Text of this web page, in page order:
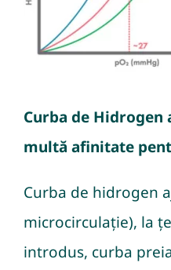
Curba de Hidrogen
multă afinitate
Curba de hidrogen
microcirculație), la
introdus, curba